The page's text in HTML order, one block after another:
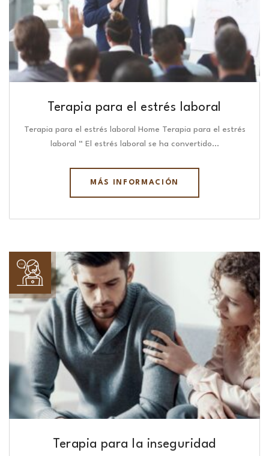
Terapia para el estrés laboral
Terapia para el estrés laboral Home Terapia para el estrés
laboral “ El estrés laboral se ha convertido…
MÁS INFORMACIÓN
Terapia para la inseguridad